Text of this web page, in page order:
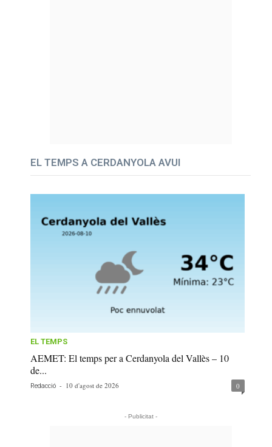
EL TEMPS A CERDANYOLA AVUI
EL TEMPS
AEMET: El temps per a Cerdanyola del Vallès – 10
de...
Redacció - 10 d'agost de 2026 0
- Publicitat -